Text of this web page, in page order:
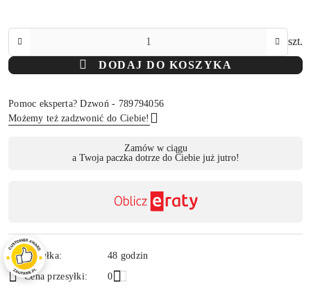
szt.
DODAJ DO KOSZYKA
Pomoc eksperta? Dzwoń - 789794056
Możemy też zadzwonić do Ciebie!
Zamów w ciągu
a Twoja paczka dotrze do Ciebie już jutro!
Wysyłka:
48 godzin
Cena przesyłki:
0